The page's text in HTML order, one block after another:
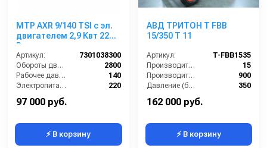
MTP AXR 9/140 TSI с эл.
двигателем 2,9 Квт 220
В
Артикул:
7301038300
Обороты двигателя (об/мин):
2800
Рабочее давление (бар):
140
Электропитание (В):
220
Мощность (кВт):
97 000 руб.
⚡ В корзину
АВД ТРИТОН T FBB
15/350 T 11
Артикул:
T-FBB1535
Производительность (л/мин):
15
Производительность (л/ч):
900
Давление (бар):
350
162 000 руб.
⚡ В корзину